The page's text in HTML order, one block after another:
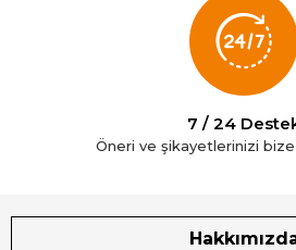
7 / 24
Öneri ve şikayetlerinizi